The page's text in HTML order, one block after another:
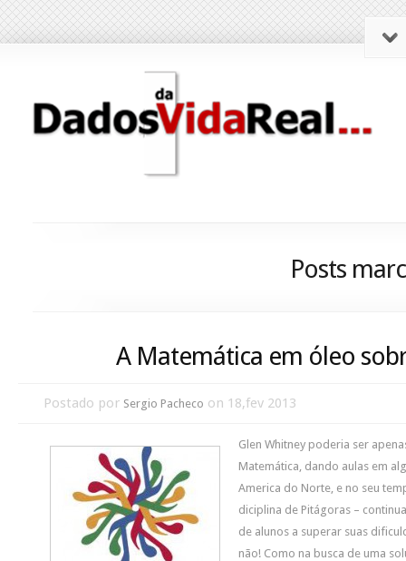
Posts
A Matemática em óleo
Postado por Sergio Pacheco on 18,fev 2013
Glen Whitney poderia ser
Matemática, dando aulas em
America do Norte, e no seu
diciplina de Pitágoras –
de alunos a superar suas
não! Como na busca de uma